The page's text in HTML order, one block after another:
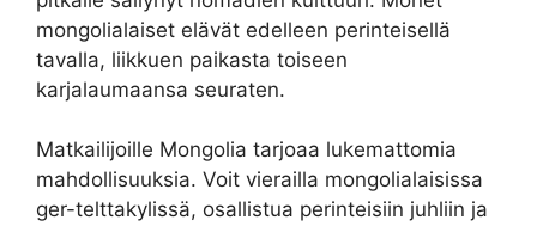
mongolialaiset elävät edelleen perinteisellä
tavalla, liikkuen paikasta toiseen
karjalaumaansa seuraten.
Matkailijoille Mongolia tarjoaa lukemattomia
mahdollisuuksia. Voit vierailla mongolialaisissa
ger-telttakylissä, osallistua perinteisiin juhliin ja